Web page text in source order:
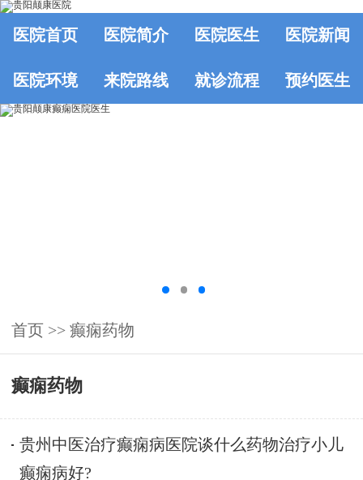
医院首页 医院简介 医院医生 医院新闻
医院环境 来院路线 就诊流程 预约医生
首页 >> 癫痫药物
癫痫药物
贵州中医治疗癫痫病医院谈什么药物治疗小儿
癫痫病好?